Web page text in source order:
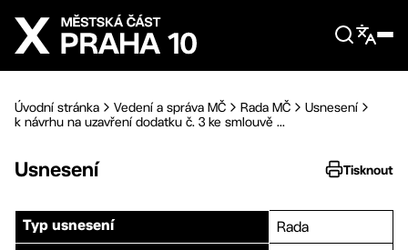
Přejít na hlavní obsah
Úvodní stránka Vedení a správa MČ Rada MČ
Usnesení
k návrhu na uzavření dodatku č. 3 ke smlouvě ...
Usnesení Tisknout
Typ usnesení Rada